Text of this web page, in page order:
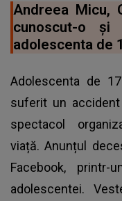
Andreea Micu,
cunoscut-o și
adolescenta de
Adolescenta de
suferit un
spectacol
viață. Anunțul
Facebook,
adolescentei.